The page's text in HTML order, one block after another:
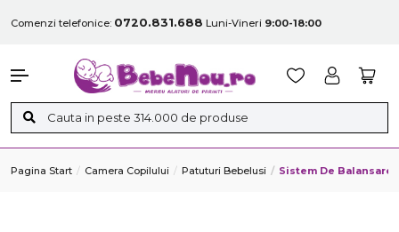
Comenzi telefonice: 0720.831.688 Luni-Vineri 9:00-18:00
Pagina Start Camera Copilului Patuturi Bebelusi Sistem De Balansare